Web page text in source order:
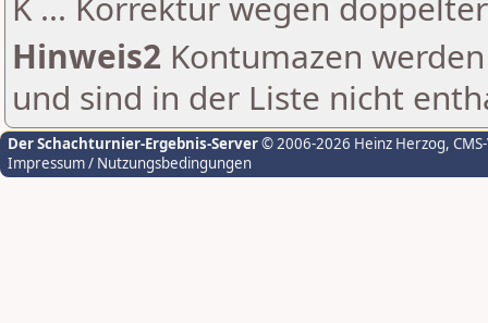
Hinweis2 Kontumazen
und sind in der Liste nicht
Der Schachturnier-Ergebnis-Server© 2006-2026 Heinz Herzog,
Impressum / Nutzungsbedingungen